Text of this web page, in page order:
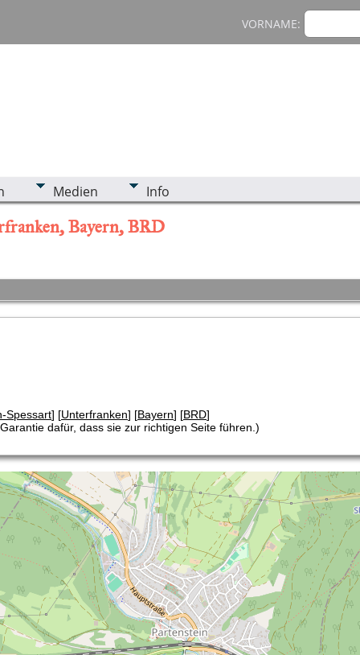
VORNAME:
Medien Info
Bayern, BRD
Spessart] [Unterfranken] [Bayern] [BRD]
dafür, dass sie zur richtigen Seite führen.)